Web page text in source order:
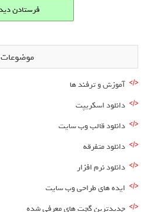
موضوعات
آموزش و ترفند ها
دانلود اسکریپت
دانلود قالب وب سایت
دانلود متفرقه
دانلود نرم افزار
ایده های طراحی وب سایت
جدیدترین گجت های معرفی شده